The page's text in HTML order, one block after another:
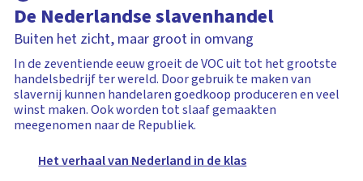
De Nederlandse slavenhandel
Buiten het zicht, maar groot in omvang
In de zeventiende eeuw groeit de VOC uit tot het grootste
handelsbedrijf ter wereld. Door gebruik te maken van
slavernij kunnen handelaren goedkoop produceren en veel
winst maken. Ook worden tot slaaf gemaakten
meegenomen naar de Republiek.
Het verhaal van Nederland in de klas